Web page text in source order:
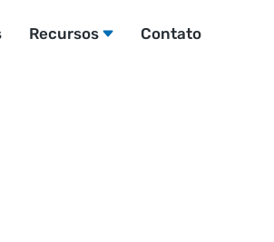
Recursos Contato